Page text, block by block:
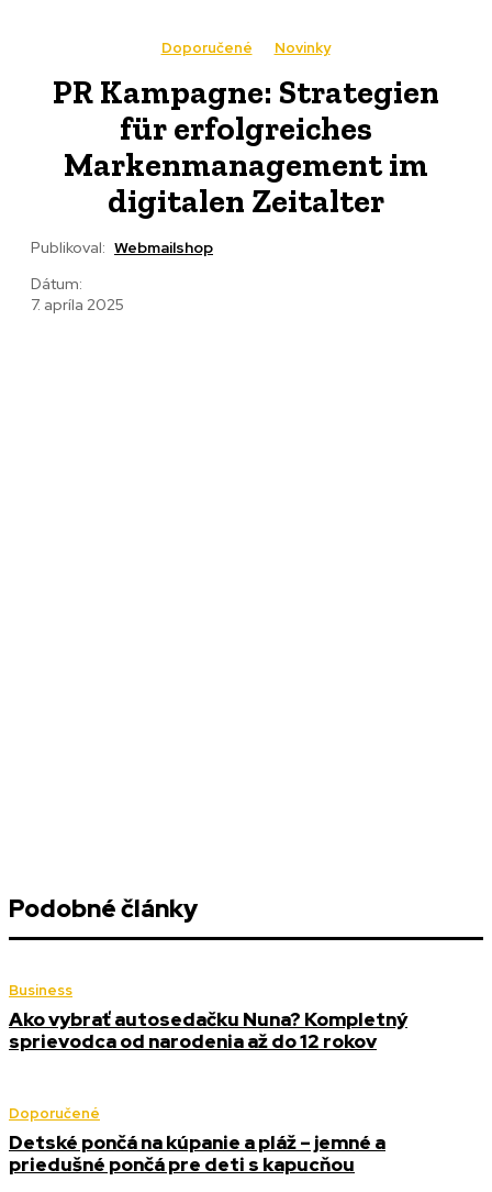
Doporučené Novinky
PR Kampagne: Strategien
für erfolgreiches
Markenmanagement im
digitalen Zeitalter
Publikoval: Webmailshop
Dátum:
7. apríla 2025
Podobné články
Business
Ako vybrať autosedačku Nuna? Kompletný
sprievodca od narodenia až do 12 rokov
Doporučené
Detské pončá na kúpanie a pláž – jemné a
priedušné pončá pre deti s kapucňou